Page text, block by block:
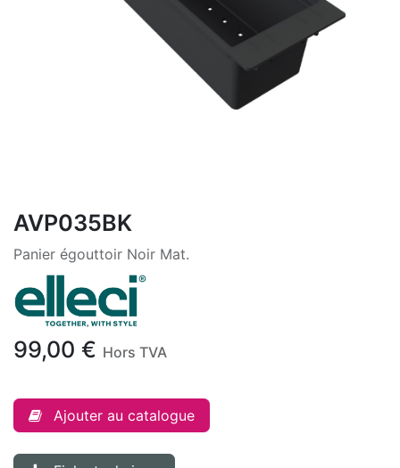
AVP035BK
Panier égouttoir Noir Mat.
99,00 € Hors TVA
Ajouter au catalogue